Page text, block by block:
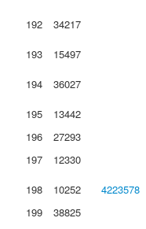
192
34217
193
15497
194
36027
195
13442
196
27293
197
12330
198
10252 4223578
199
38825